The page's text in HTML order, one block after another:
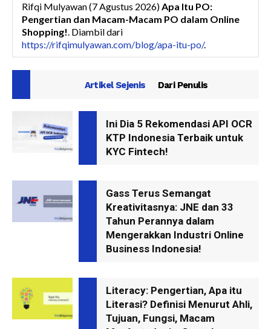
Rifqi Mulyawan (7 Agustus 2026)Apa Itu PO:
Pengertian dan Macam-Macam PO dalam Online
Shopping!. Diambil dari
https://rifqimulyawan.com/blog/apa-itu-po/.
Artikel Sejenis Dari Penulis
Ini Dia 5 Rekomendasi API OCR
KTP Indonesia Terbaik untuk
KYC Fintech!
Gass Terus Semangat
Kreativitasnya: JNE dan 33
Tahun Perannya dalam
Mengerakkan Industri Online
Business Indonesia!
Literacy: Pengertian, Apa itu
Literasi? Definisi Menurut Ahli,
Tujuan, Fungsi, Macam